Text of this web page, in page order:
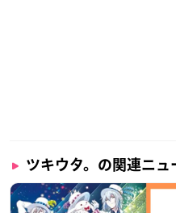
ツキウタ。の関連ニュ